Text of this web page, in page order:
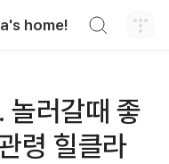
home!
놀러갈때 좋
령 힐클라